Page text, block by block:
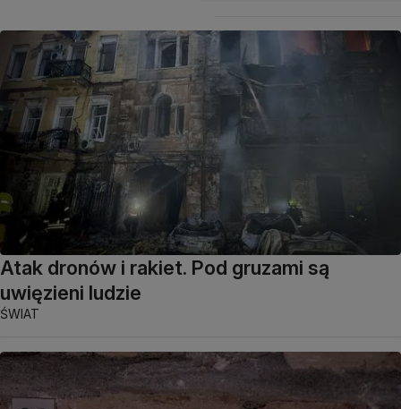
Atak dronów i rakiet. Pod gruzami są
uwięzieni ludzie
ŚWIAT